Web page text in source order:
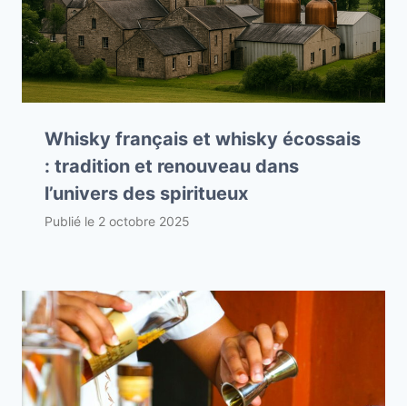
Whisky français et whisky écossais
: tradition et renouveau dans
l’univers des spiritueux
Publié le 2 octobre 2025